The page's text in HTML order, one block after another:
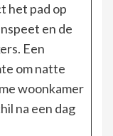
het pad op
en de
Een
om natte
woonkamer
na een dag